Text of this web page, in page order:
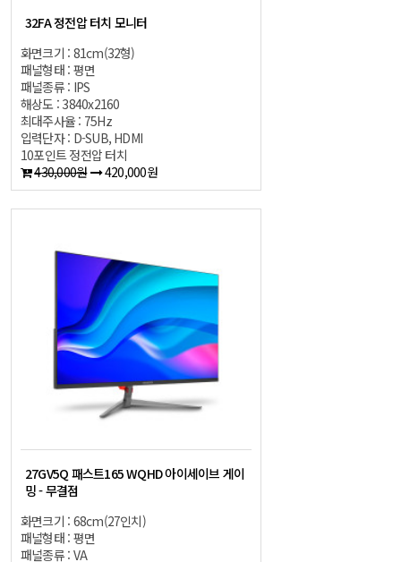
32FA 정전압 터치 모니터
화면크기 : 81cm(32형)
패널형태 : 평면
패널종류 : IPS
해상도 : 3840x2160
최대주사율 : 75Hz
입력단자 : D-SUB, HDMI
10포인트 정전압 터치
430,000원
420,000원
27GV5Q 패스트165 WQHD 아이세이브 게이
밍 - 무결점
화면크기 : 68cm(27인치)
패널형태 : 평면
패널종류 : VA